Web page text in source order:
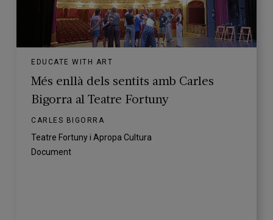
EDUCATE WITH ART
Més enllà dels sentits amb Carles
Bigorra al Teatre Fortuny
CARLES BIGORRA
Teatre Fortuny i Apropa Cultura
Document